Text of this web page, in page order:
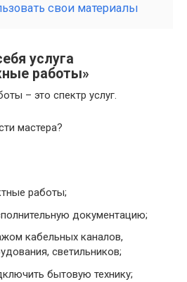
свои материалы
услуга
работы»
– это спектр услуг.
мастера?
работы;
документацию;
кабельных каналов,
светильников;
бытовую технику;